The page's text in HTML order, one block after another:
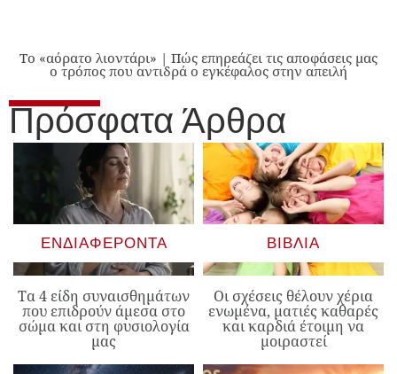
Το «αόρατο λιοντάρι» | Πώς επηρεάζει τις αποφάσεις μας
ο τρόπος που αντιδρά ο εγκέφαλος στην απειλή
Πρόσφατα Άρθρα
ΕΝΔΙΑΦΈΡΟΝΤΑ
Τα 4 είδη συναισθημάτων
που επιδρούν άμεσα στο
σώμα και στη φυσιολογία
μας
ΒΙΒΛΊΑ
Οι σχέσεις θέλουν χέρια
ενωμένα, ματιές καθαρές
και καρδιά έτοιμη να
μοιραστεί